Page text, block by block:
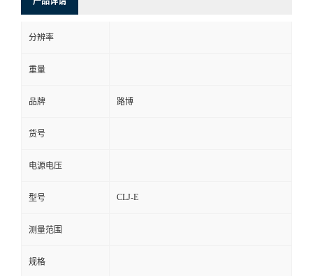
系
方
式
在
线
分辨率
重量
品牌 路博
货号
电源电压
型号 CLJ-E
测量范围
规格